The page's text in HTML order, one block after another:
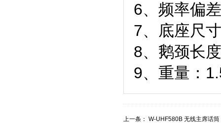
6、频率偏
7、底座尺
8、鹅颈长
9、重量：
上一条： W-UHF580B 无线主席话筒